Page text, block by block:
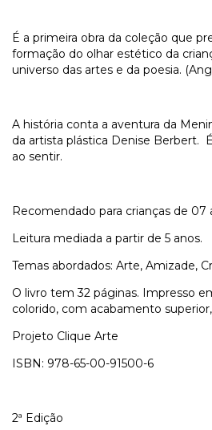
É a primeira obra da coleção que
formação do olhar estético da
universo das artes e da poesia.
A história conta a aventura da
da artista plástica Denise Berbert.
ao sentir.
Recomendado para crianças de 07
Leitura mediada a partir de 5 anos.
Temas abordados: Arte, Amizade,
O livro tem 32 páginas. Impresso
colorido, com acabamento
Projeto Clique Arte
ISBN: 978-65-00-91500-6
2ª Edição